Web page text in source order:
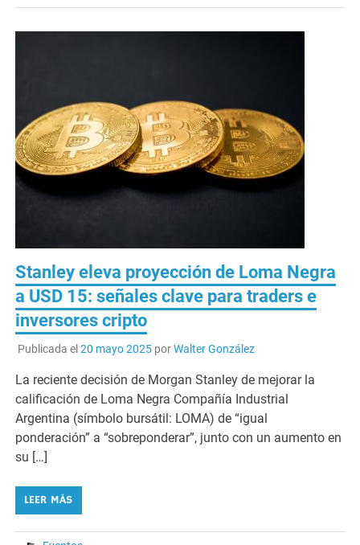
Stanley eleva proyección de Loma Negra
a USD 15: señales clave para traders e
inversores cripto
Publicada el 20 mayo 2025porWalter González
La reciente decisión de Morgan Stanley de mejorar la
calificación de Loma Negra Compañía Industrial
Argentina (símbolo bursátil: LOMA) de “igual
ponderación” a “sobreponderar”, junto con un aumento en
su […]
LEER MÁS